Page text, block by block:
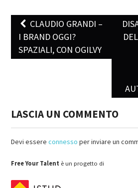
Post navigation
CLAUDIO GRANDI –
I BRAND OGGI?
SPAZIALI, CON OGILVY
LASCIA UN COMMENTO
Devi essereconnesso per inviare un
Free Your Talent è un progetto di